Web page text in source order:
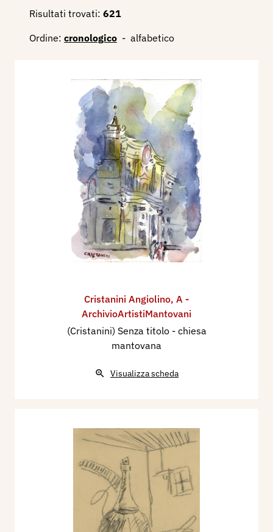
Risultati trovati: 621
Ordine: cronologico - alfabetico
Cristanini Angiolino, A -
ArchivioArtistiMantovani
(Cristanini) Senza titolo - chiesa
mantovana
Visualizza scheda